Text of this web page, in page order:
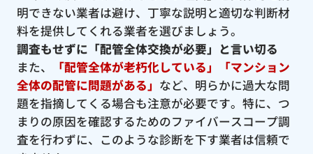
明できない業者は避け、丁寧な説明と適切な判断材
料を提供してくれる業者を選びましょう。
調査もせずに「配管全体交換が必要」と言い切る
また、
「配管全体が老朽化している」「マンション
全体の配管に問題がある」 など、明らかに過大な問
題を指摘してくる場合も注意が必要です。特に、つ
まりの原因を確認するためのファイバースコープ調
査を行わずに、このような診断を下す業者は信頼で